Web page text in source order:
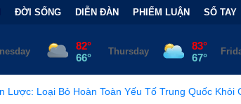
ĐỜI SỐNG DIỄN ĐÀN PHIẾM LUẬN SỔ TAY
Yếu Tố Trung Quốc Khỏi Chuỗi Cung Ứng •